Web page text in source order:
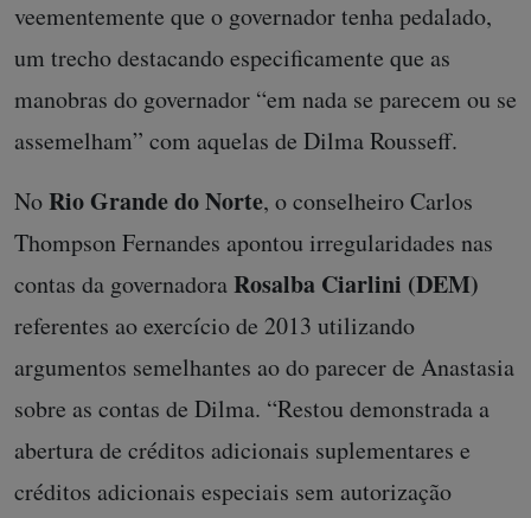
veementemente que o governador tenha pedalado,
um trecho destacando especificamente que as
manobras do governador “em nada se parecem ou se
assemelham” com aquelas de Dilma Rousseff.
NoRio Grande do Norte, o conselheiro Carlos
Thompson Fernandes apontou irregularidades nas
contas da governadoraRosalba Ciarlini (DEM)
referentes ao exercício de 2013 utilizando
argumentos semelhantes ao do parecer de Anastasia
sobre as contas de Dilma. “Restou demonstrada a
abertura de créditos adicionais suplementares e
créditos adicionais especiais sem autorização